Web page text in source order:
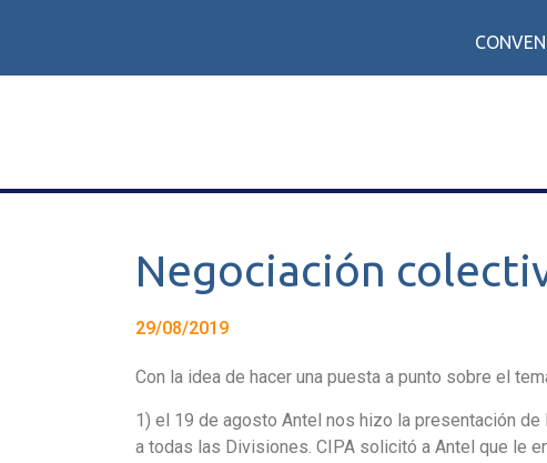
Negociación
29/08/2019
Con la idea de hacer una puesta a punto sobre el
1) el 19 de agosto Antel nos hizo la presentación
a todas las Divisiones. CIPA solicitó a Antel que le